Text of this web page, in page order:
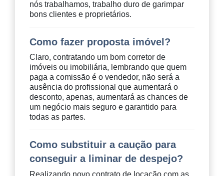
nós trabalhamos, trabalho duro de garimpar
bons clientes e proprietários.
Como fazer proposta imóvel?
Claro, contratando um bom corretor de
imóveis ou imobiliária, lembrando que quem
paga a comissão é o vendedor, não será a
ausência do profissional que aumentará o
desconto, apenas, aumentará as chances de
um negócio mais seguro e garantido para
todas as partes.
Como substituir a caução para
conseguir a liminar de despejo?
Realizando novo contrato de locação com as